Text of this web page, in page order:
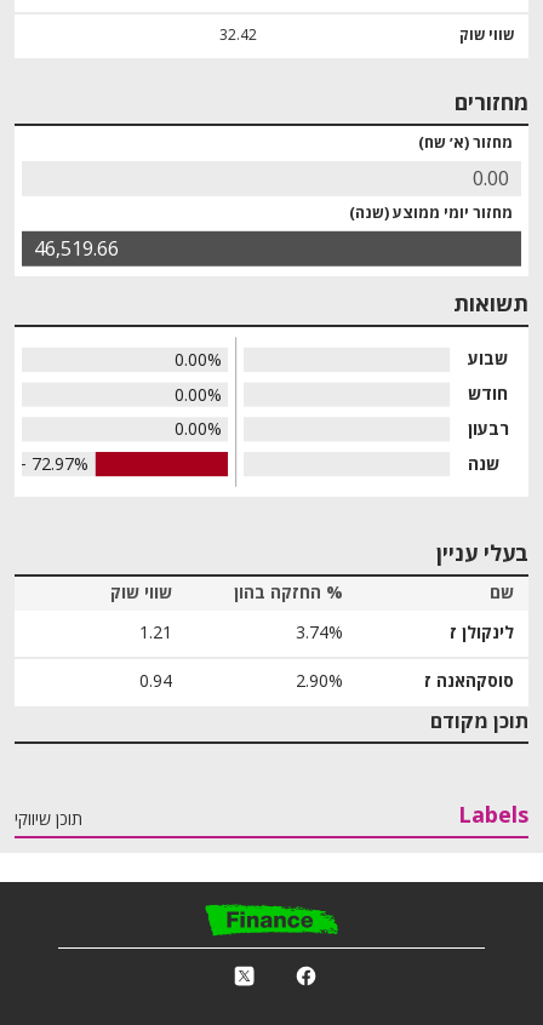
שווי שוק 32.42
מחזורים
0.00
46,519.66
מחזור יומי ממוצע (שנה)
מחזור (א׳ שח)
תשואות
0.00%
0.00%
0.00%
- 72.97% שנה
רבעון
חודש
שבוע
תוכן מקודם
בעלי עניין
שם % החזקה בהון
שווי שוק
לינקולן ז
3.74%
1.21
סוסקהאנה ז 2.90%
0.94
Labels תוכן שיווקי